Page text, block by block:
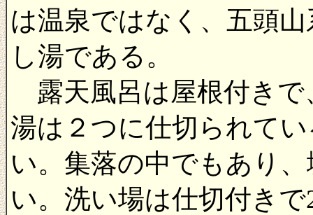
は温泉ではなく、五頭
し湯である。
露天風呂は屋根付きで
湯は２つに仕切られて
い。集落の中でもあり
い。洗い場は仕切付き